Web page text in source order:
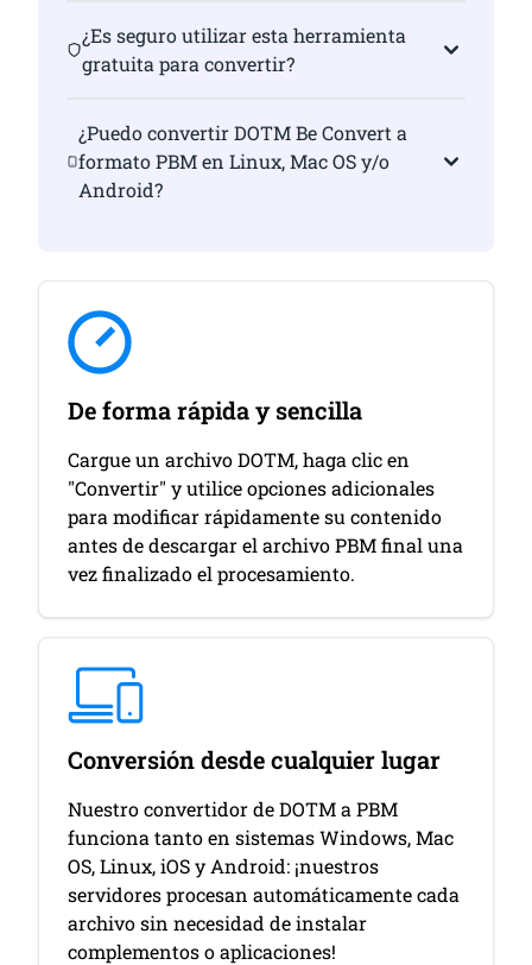
¿Es seguro utilizar esta herramienta
gratuita para convertir?
¿Puedo convertir DOTM Be Convert a
formato PBM en Linux, Mac OS y/o
Android?
De forma rápida y sencilla
Cargue un archivo DOTM, haga clic en
"Convertir" y utilice opciones adicionales
para modificar rápidamente su contenido
antes de descargar el archivo PBM final una
vez finalizado el procesamiento.
Conversión desde cualquier lugar
Nuestro convertidor de DOTM a PBM
funciona tanto en sistemas Windows, Mac
OS, Linux, iOS y Android: ¡nuestros
servidores procesan automáticamente cada
archivo sin necesidad de instalar
complementos o aplicaciones!